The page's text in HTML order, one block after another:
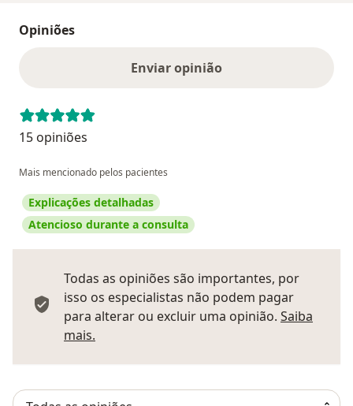
Opiniões
Enviar opinião
15 opiniões
Mais mencionado pelos pacientes
Explicações detalhadas
Atencioso durante a consulta
Todas as opiniões são importantes, por
isso os especialistas não podem pagar
para alterar ou excluir uma opinião. Saiba
mais.